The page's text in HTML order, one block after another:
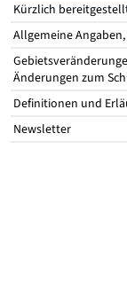
Kürzlich
Allgemeine
Änderungen zum
Definitionen und
Newsletter